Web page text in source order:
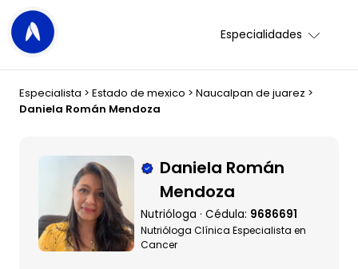
Especialidades
Especialista > Estado de mexico > Naucalpan de juarez >
Daniela Román Mendoza
Daniela Román
Mendoza
Nutrióloga · Cédula: 9686691
Nutrióloga Clínica Especialista en
Cancer